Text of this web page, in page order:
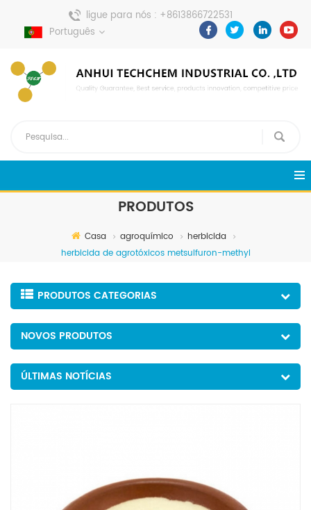
ligue para nós : +8613866722531
envie uma mensagem :
pweiping@techemi.com
Português
PRODUTOS
Casa agroquímico
herbicida
herbicida de agrotóxicos metsulfuron-methyl
PRODUTOS CATEGORIAS
NOVOS PRODUTOS
ÚLTIMAS NOTÍCIAS